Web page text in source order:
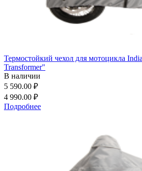
Термостойкий чехол для мотоцикла
Transformer"
В наличии
5 590.00 ₽
4 990.00 ₽
Подробнее